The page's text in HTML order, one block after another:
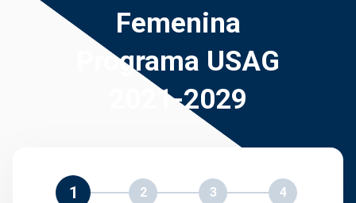
Femenina
Programa USAG
2021-2029
1 2 3 4